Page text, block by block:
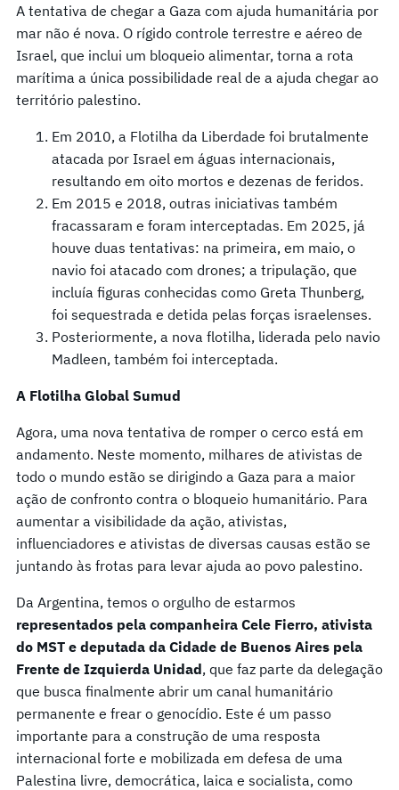
A tentativa de chegar a Gaza com ajuda humanitária por
mar não é nova. O rígido controle terrestre e aéreo de
Israel, que inclui um bloqueio alimentar, torna a rota
marítima a única possibilidade real de a ajuda chegar ao
território palestino.
Em 2010, a Flotilha da Liberdade foi brutalmente
atacada por Israel em águas internacionais,
resultando em oito mortos e dezenas de feridos.
Em 2015 e 2018, outras iniciativas também
fracassaram e foram interceptadas. Em 2025, já
houve duas tentativas: na primeira, em maio, o
navio foi atacado com drones; a tripulação, que
incluía figuras conhecidas como Greta Thunberg,
foi sequestrada e detida pelas forças israelenses.
Posteriormente, a nova flotilha, liderada pelo navio
Madleen, também foi interceptada.
A Flotilha Global Sumud
Agora, uma nova tentativa de romper o cerco está em
andamento. Neste momento, milhares de ativistas de
todo o mundo estão se dirigindo a Gaza para a maior
ação de confronto contra o bloqueio humanitário. Para
aumentar a visibilidade da ação, ativistas,
influenciadores e ativistas de diversas causas estão se
juntando às frotas para levar ajuda ao povo palestino.
Da Argentina, temos o orgulho de estarmos
representados pela companheira Cele Fierro, ativista
do MST e deputada da Cidade de Buenos Aires pela
Frente de Izquierda Unidad, que faz parte da delegação
que busca finalmente abrir um canal humanitário
permanente e frear o genocídio. Este é um passo
importante para a construção de uma resposta
internacional forte e mobilizada em defesa de uma
Palestina livre, democrática, laica e socialista, como